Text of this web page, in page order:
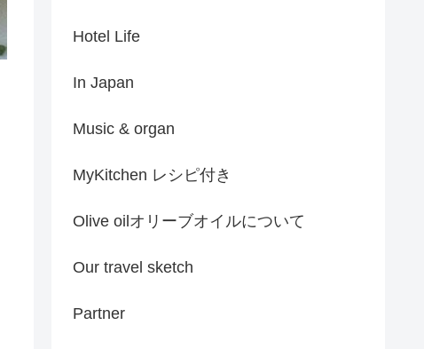
Hotel Life
In Japan
Music & organ
MyKitchen レシピ付き
Olive oilオリーブオイルについて
Our travel sketch
Partner